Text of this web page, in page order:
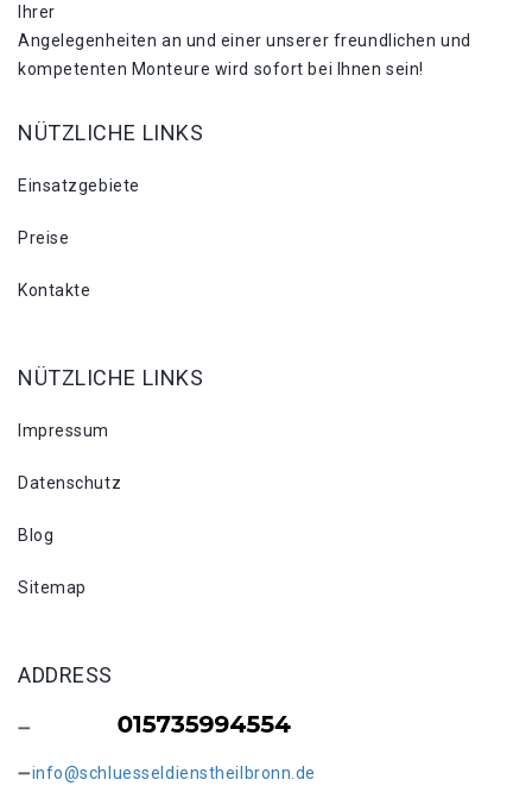
Ihrer
Angelegenheiten an und einer unserer freundlichen und
kompetenten Monteure wird sofort bei Ihnen sein!
NÜTZLICHE LINKS
Einsatzgebiete
Preise
Kontakte
NÜTZLICHE LINKS
Impressum
Datenschutz
Blog
Sitemap
ADDRESS
info@schluesseldienstheilbronn.de